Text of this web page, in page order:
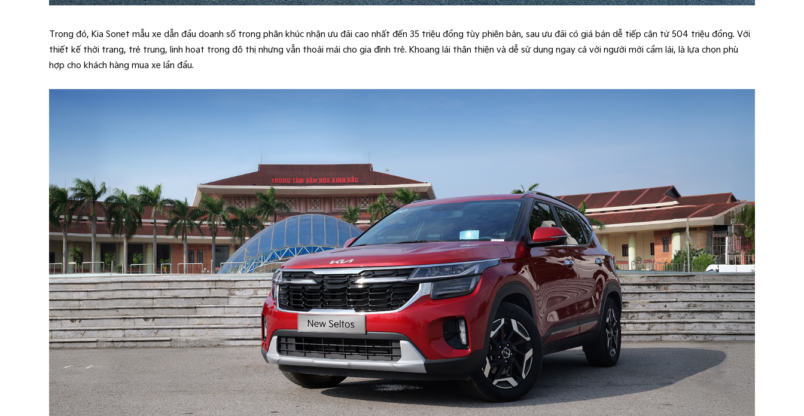
Trong đó, Kia Sonet mẫu xe dẫn đầu doanh số trong phân khúc nhận ưu đãi cao nhất đến 35 triệu đồng tùy phiên bản, sau ưu đãi có giá bán dễ tiếp cận từ 504 triệu đồng. Với
thiết kế thời trang, trẻ trung, linh hoạt trong đô thị nhưng vẫn thoải mái cho gia đình trẻ. Khoang lái thân thiện và dễ sử dụng ngay cả với người mới cầm lái, là lựa chọn phù
hợp cho khách hàng mua xe lần đầu.